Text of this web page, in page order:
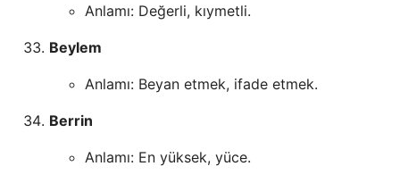
Anlamı: Değerli, kıymetli.
Beylem
Anlamı: Beyan etmek, ifade etmek.
Berrin
Anlamı: En yüksek, yüce.